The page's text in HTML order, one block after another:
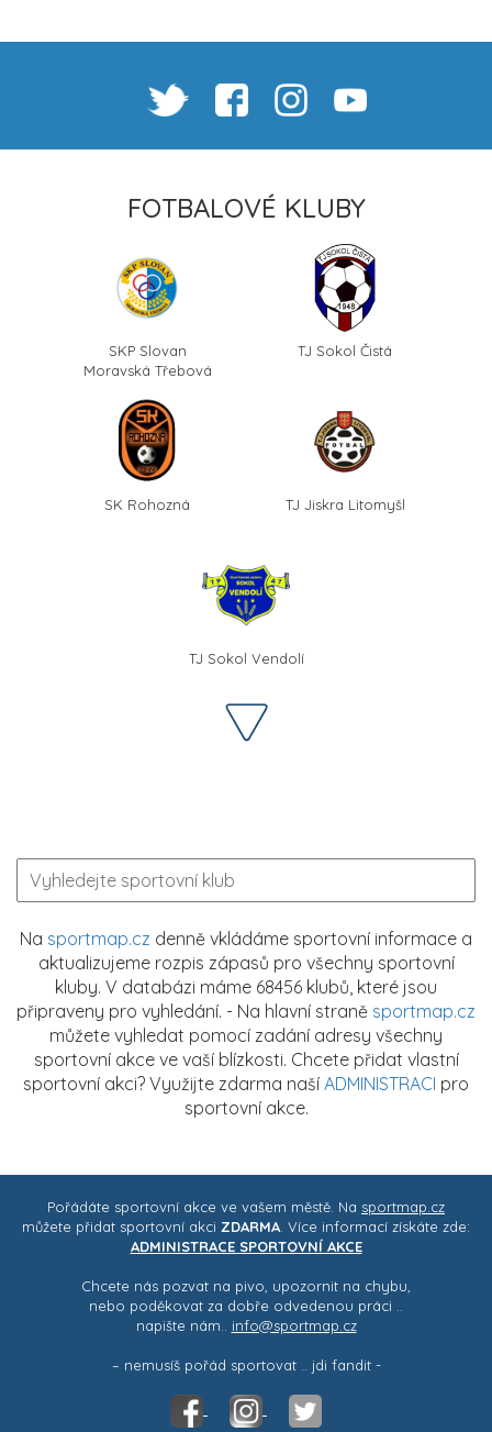
FOTBALOVÉ KLUBY
SKP Slovan
Moravská Třebová
TJ Sokol Čistá
SK Rohozná TJ Jiskra Litomyšl
TJ Sokol Vendolí
Na sportmap.cz denně vkládáme sportovní informace a
aktualizujeme rozpis zápasů pro všechny sportovní
kluby. V databázi máme 68456 klubů, které jsou
připraveny pro vyhledání. - Na hlavní straně sportmap.cz
můžete vyhledat pomocí zadání adresy všechny
sportovní akce ve vaší blízkosti. Chcete přidat vlastní
sportovní akci? Využijte zdarma naší ADMINISTRACI pro
sportovní akce.
Pořádáte sportovní akce ve vašem městě. Na sportmap.cz
můžete přidat sportovní akci ZDARMA . Více informací získáte zde:
ADMINISTRACE SPORTOVNÍ AKCE
Chcete nás pozvat na pivo, upozornit na chybu,
nebo poděkovat za dobře odvedenou práci ..
napište nám.. info@sportmap.cz
– nemusíš pořád sportovat .. jdi fandit -